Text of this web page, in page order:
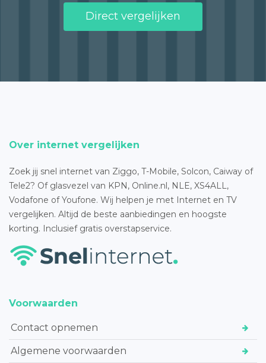
Direct vergelijken
Over internet vergelijken
Zoek jij snel internet van Ziggo, T-Mobile, Solcon, Caiway of
Tele2? Of glasvezel van KPN, Online.nl, NLE, XS4ALL,
Vodafone of Youfone. Wij helpen je met Internet en TV
vergelijken. Altijd de beste aanbiedingen en hoogste
korting. Inclusief gratis overstapservice.
Voorwaarden
Contact opnemen
Algemene voorwaarden